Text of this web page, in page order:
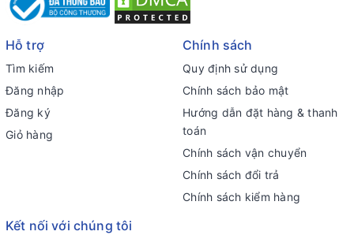
Hỗ trợ
Tìm kiếm
Đăng nhập
Đăng ký
Giỏ hàng
Chính sách
Quy định sử dụng
Chính sách bảo mật
Hướng dẫn đặt hàng & thanh
toán
Chính sách vận chuyển
Chính sách đổi trả
Chính sách kiểm hàng
Kết nối với chúng tôi